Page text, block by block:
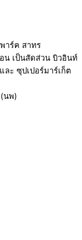
าร์ค สาทร
น เป็นสัดส่วน บิวอินท์
ะ ซุปเปอร์มาร์เก็ต
นพ)